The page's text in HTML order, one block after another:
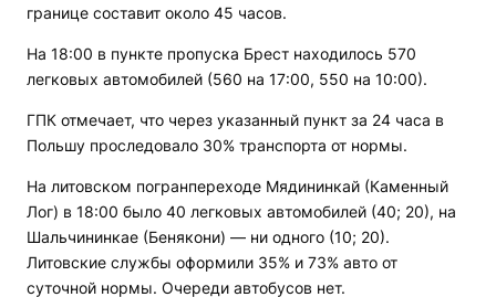
границе составит около 45 часов.
На 18:00 в пункте пропуска Брест находилось 570
легковых автомобилей (560 на 17:00, 550 на 10:00).
ГПК отмечает, что через указанный пункт за 24 часа в
Польшу проследовало 30% транспорта от нормы.
На литовском погранпереходе Мядининкай (Каменный
Лог) в 18:00 было 40 легковых автомобилей (40; 20), на
Шальчининкае (Бенякони) — ни одного (10; 20).
Литовские службы оформили 35% и 73% авто от
суточной нормы. Очереди автобусов нет.